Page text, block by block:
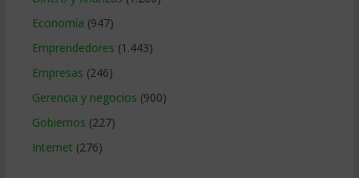
Economía (947)
Emprendedores (1.443)
Empresas (246)
Gerencia y negocios (900)
Gobiernos (227)
Internet (276)